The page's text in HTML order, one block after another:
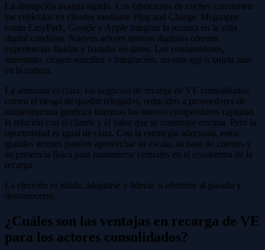
La disrupción avanza rápido. Los fabricantes de coches convierten
los vehículos en clientes mediante Plug and Charge. Megaapps
como EasyPark, Google y Apple integran la recarga en la vida
digital cotidiana. Nuevos actores nativos digitales ofrecen
experiencias fluidas y basadas en datos. Los consumidores,
entretanto, exigen sencillez e integración, no otra app o tarjeta más
en la cartera.
La amenaza es clara: los negocios de recarga de VE consolidados
corren el riesgo de quedar relegados, reducidos a proveedores de
infraestructura genérica mientras los nuevos competidores capturan
la relación con el cliente y el valor que se construye encima. Pero la
oportunidad es igual de clara. Con la estrategia adecuada, estos
grandes actores pueden aprovechar su escala, su base de clientes y
su presencia física para mantenerse centrales en el ecosistema de la
recarga.
La elección es nítida: adaptarse y liderar, o aferrarse al pasado y
desvanecerse.
¿Cuáles son las ventajas en recarga de VE
para los actores consolidados?